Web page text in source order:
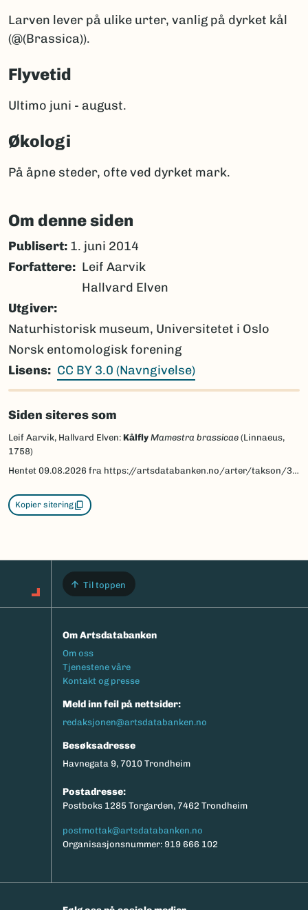
Larven lever på ulike urter, vanlig på dyrket kål
(@(Brassica)).
Flyvetid
Ultimo juni - august.
Økologi
På åpne steder, ofte ved dyrket mark.
Om denne siden
Publisert: 1. juni 2014
Forfattere
Leif Aarvik
Hallvard Elven
Utgiver
Naturhistorisk museum, Universitetet i Oslo
Norsk entomologisk forening
Lisens
CC BY 3.0 (Navngivelse)
Siden siteres som
Leif Aarvik, Hallvard Elven: Kålfly Mamestra brassicae (Linnaeus,
1758)
Hentet 09.08.2026 fra https://artsdatabanken.no/arter/takson/30875/beskrivelse
Kopier sitering
Til toppen
Om Artsdatabanken
Footermeny
Om oss
Tjenestene våre
Kontakt og presse
Meld inn feil på nettsider:
redaksjonen@artsdatabanken.no
Besøksadresse
Havnegata 9, 7010 Trondheim
Postadresse:
Postboks 1285 Torgarden, 7462 Trondheim
postmottak@artsdatabanken.no
Organisasjonsnummer: 919 666 102